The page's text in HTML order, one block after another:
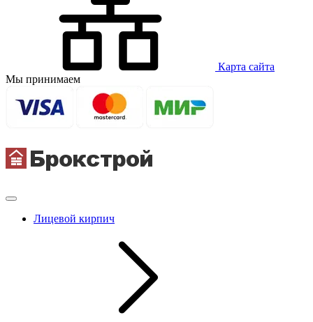
Карта сайта
Мы принимаем
Лицевой кирпич